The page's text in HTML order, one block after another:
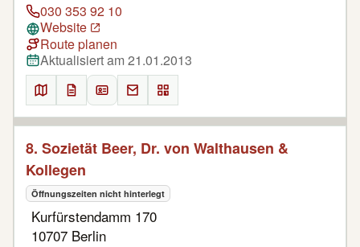
030 353 92 10
Website
Route planen
Aktualisiert am 21.01.2013
8. Sozietät Beer, Dr. von Walthausen &
Kollegen
Öffnungszeiten nicht hinterlegt
Kurfürstendamm 170
10707 Berlin